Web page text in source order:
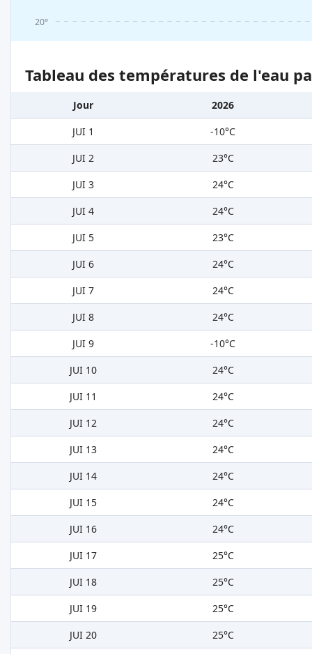
20°
Tableau des températures de l'eau
Jour
2026
JUI 1
-10°C
JUI 2
23°C
JUI 3
24°C
JUI 4
24°C
JUI 5
23°C
JUI 6
24°C
JUI 7
24°C
JUI 8
24°C
JUI 9
-10°C
JUI 10
24°C
JUI 11
24°C
JUI 12
24°C
JUI 13
24°C
JUI 14
24°C
JUI 15
24°C
JUI 16
24°C
JUI 17
25°C
JUI 18
25°C
JUI 19
25°C
JUI 20
25°C